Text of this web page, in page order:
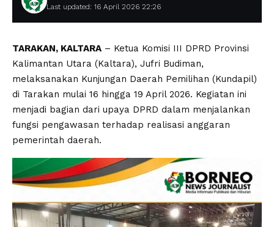
Last updated: 16 April 2026 22:26
TARAKAN, KALTARA – Ketua Komisi III DPRD Provinsi
Kalimantan Utara (Kaltara), Jufri Budiman,
melaksanakan Kunjungan Daerah Pemilihan (Kundapil)
di Tarakan mulai 16 hingga 19 April 2026. Kegiatan ini
menjadi bagian dari upaya DPRD dalam menjalankan
fungsi pengawasan terhadap realisasi anggaran
pemerintah daerah.